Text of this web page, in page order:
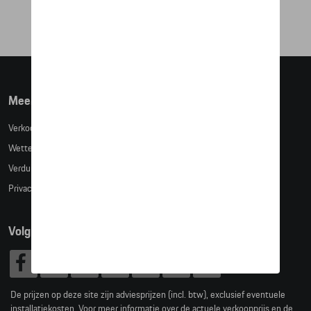
Meer info
Verkoopsvoorwaarden
Wettelijke bepalingen
Verduidelijking kledingmaten
Privacybeleid
Volg Ons
De prijzen op deze site zijn adviesprijzen (incl. btw), exclusief eventuele
installatiekosten. Voor meer informatie over de actuele verkoopprijs en de